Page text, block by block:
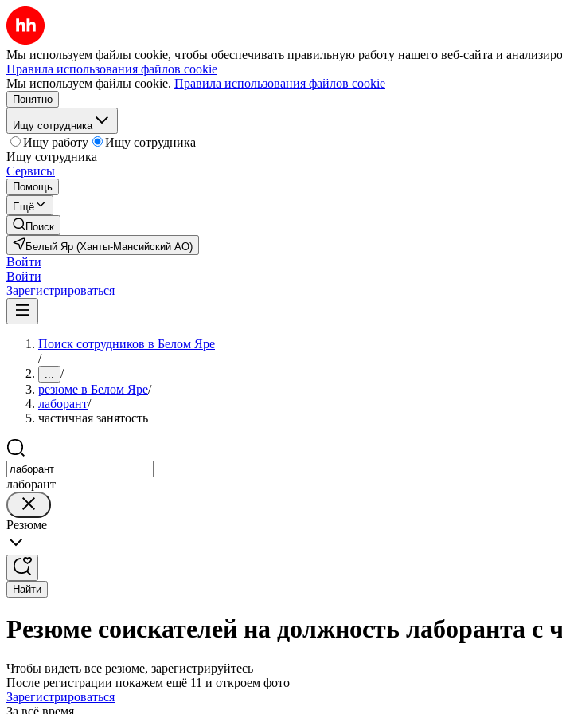
Мы используем файлы cookie, чтобы обеспечивать правильную работу нашего веб-сайта и
Правила использования файлов cookie
Мы используем файлы cookie. Правила использования файлов cookie
Понятно
Ищу сотрудника
Ищу работу
Ищу сотрудника
Ищу сотрудника
Сервисы
Помощь
Ещё
Поиск
Белый Яр (Ханты-Мансийский АО)
Войти
Войти
Зарегистрироваться
Поиск сотрудников в Белом Яре
/
... /
резюме в Белом Яре/
лаборант/
частичная занятость
лаборант
Резюме
Найти
Резюме соискателей на должность лаборанта
Чтобы видеть все резюме, зарегистрируйтесь
После регистрации покажем ещё 11 и откроем фото
Зарегистрироваться
За всё время